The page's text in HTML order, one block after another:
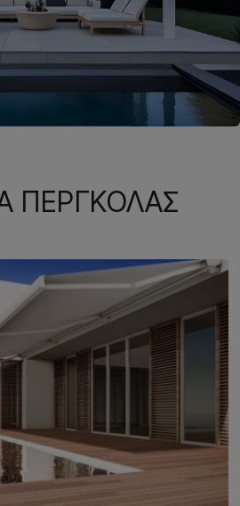
ΠΕΡΓΚΟΛΑΣ